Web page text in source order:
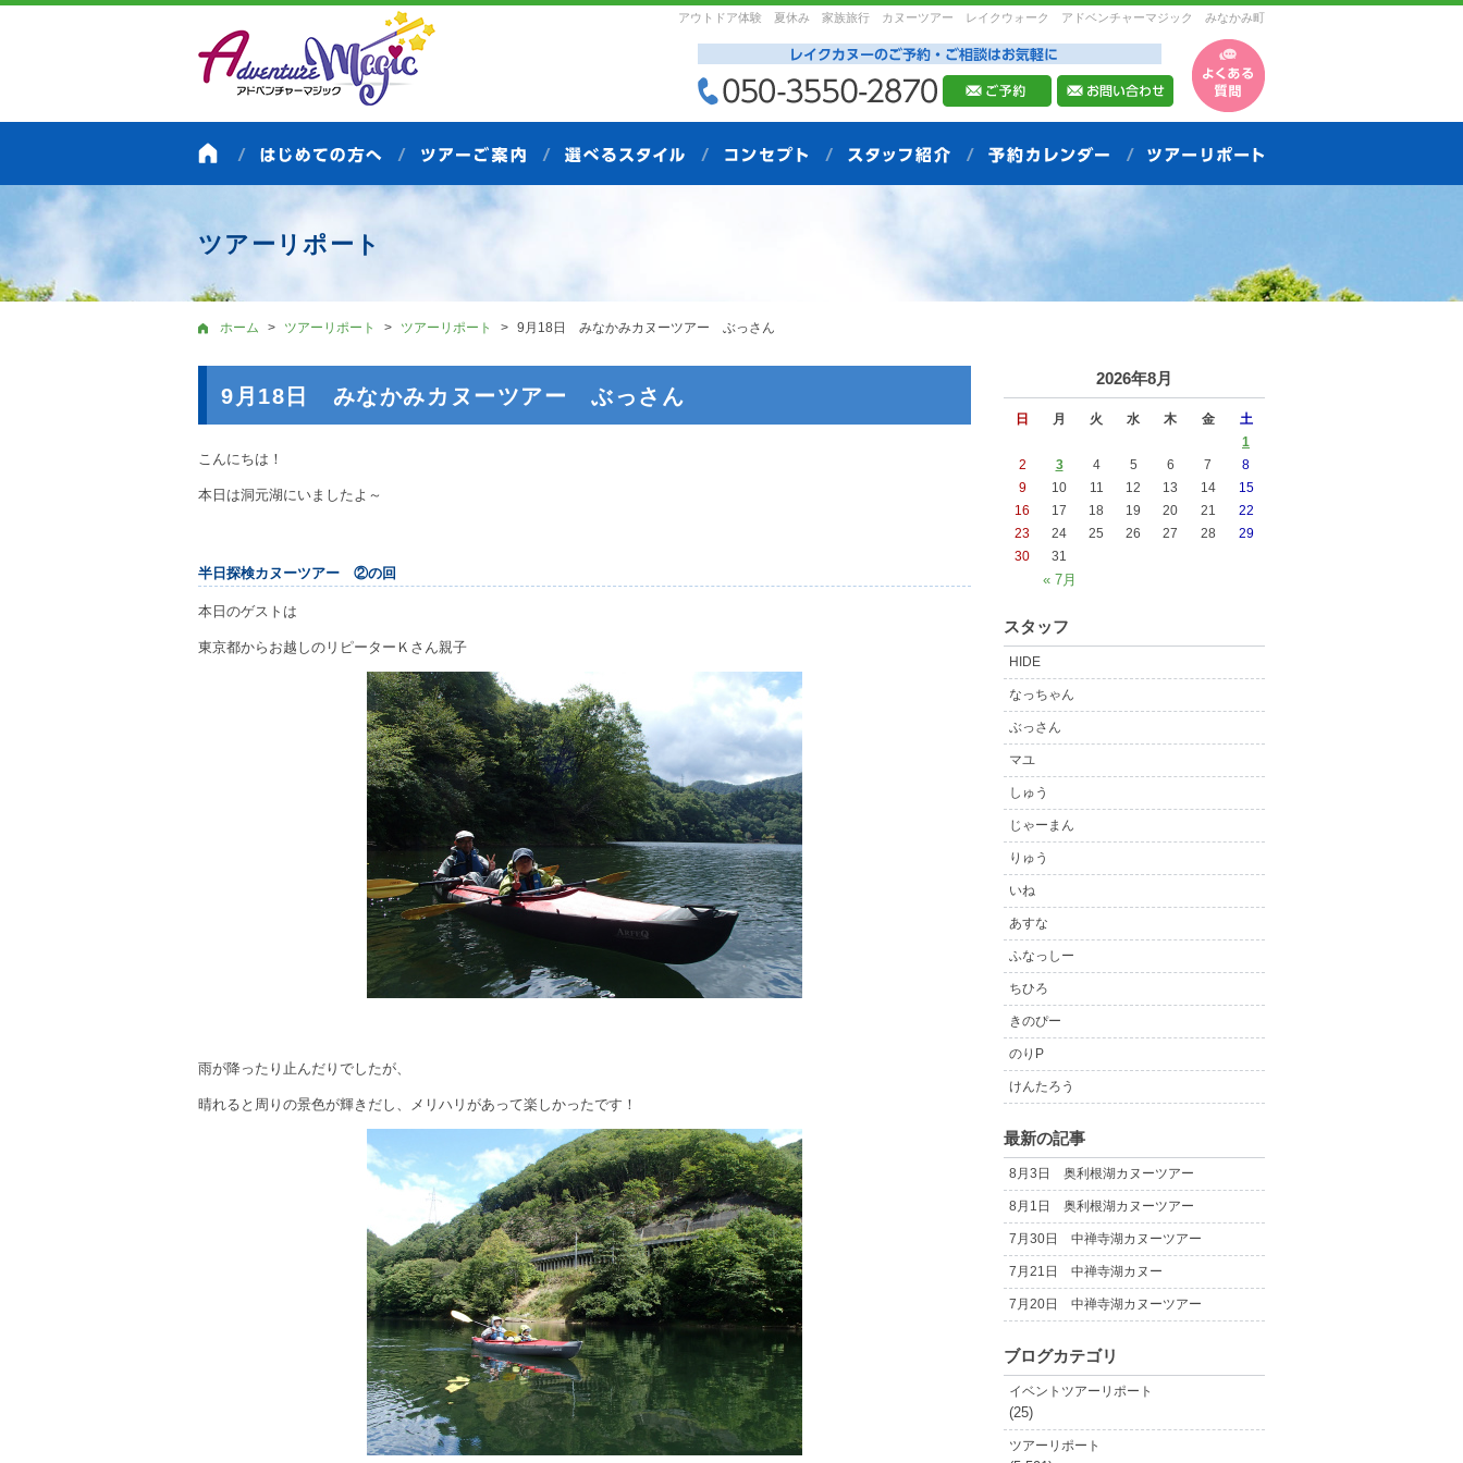
アウトドア体験 夏休み 家族旅行 カヌーツアー レイクウォーク アドベンチャーマジック みなかみ町
ツアーリポート
ホーム ツアーリポート ツアーリポート 9月18日 みなかみカヌーツアー ぶっさん
9月18日 みなかみカヌーツアー ぶっさん
こんにちは！
本日は洞元湖にいましたよ～
半日探検カヌーツアー ②の回
本日のゲストは
東京都からお越しのリピーターＫさん親子
雨が降ったり止んだりでしたが、
晴れると周りの景色が輝きだし、メリハリがあって楽しかったです！
2026年8月
日 月 火 水 木 金 土
« 7月
1
2
3 4 5 6 7
8
9
10 11 12 13 14
15
16
17 18 19 20 21
22
23
24 25 26 27 28
29
30
31
スタッフ
HIDE
なっちゃん
ぶっさん
マユ
しゅう
じゃーまん
りゅう
いね
あすな
ふなっしー
ちひろ
きのぴー
のりP
けんたろう
最新の記事
8月3日 奥利根湖カヌーツアー
8月1日 奥利根湖カヌーツアー
7月30日 中禅寺湖カヌーツアー
7月21日 中禅寺湖カヌー
7月20日 中禅寺湖カヌーツアー
ブログカテゴリ
イベントツアーリポート
(25)
ツアーリポート